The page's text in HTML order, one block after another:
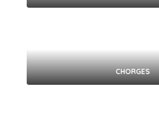
CHORGES